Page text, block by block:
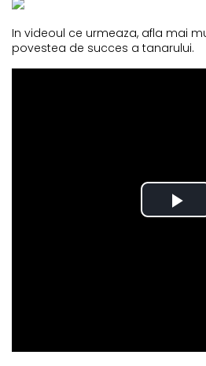
In videoul ce urmeaza, afla mai
povestea de succes a tanarului.